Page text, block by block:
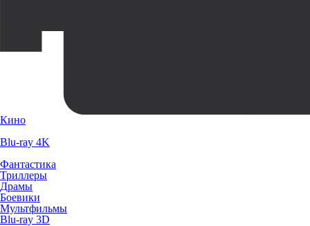
Кино
Blu-ray 4K
Фантастика
Триллеры
Драмы
Боевики
Мультфильмы
Blu-ray 3D